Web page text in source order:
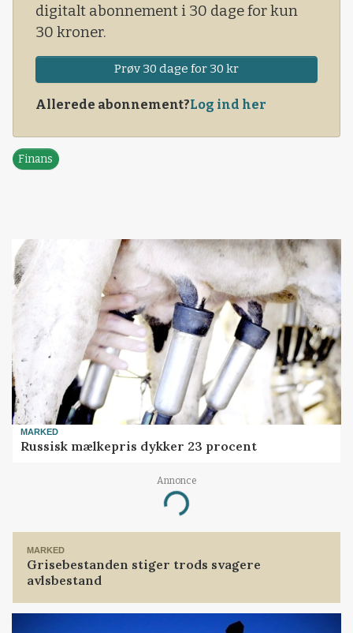
digitalt abonnement i 30 dage for kun
30 kroner.
Prøv 30 dage for 30 kr
Allerede abonnement?Log ind her
Finans
MARKED
Russisk mælkepris dykker 23 procent
Annonce
Loading...
MARKED
Grisebestanden stiger trods svagere
avlsbestand